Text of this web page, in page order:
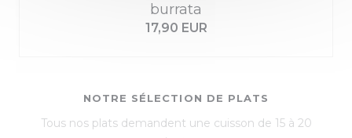
burrata
17,90 EUR
NOTRE SÉLECTION DE PLATS
Tous nos plats demandent une cuisson de 15 à 20